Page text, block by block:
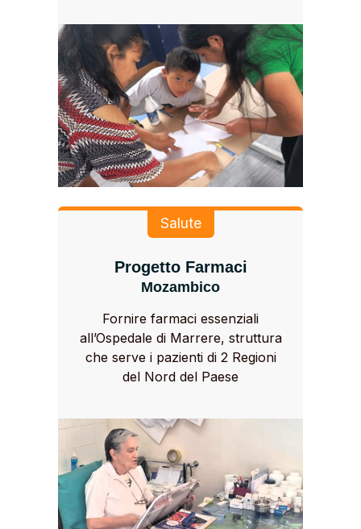
Salute
Progetto Farmaci
Mozambico
Fornire farmaci essenziali
all’Ospedale di Marrere, struttura
che serve i pazienti di 2 Regioni
del Nord del Paese